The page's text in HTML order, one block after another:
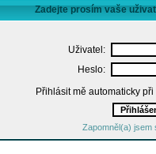
Zadejte prosím vaše
Uživatel:
Heslo:
Přihlásit mě automaticky
Zapomněl(a) jsem